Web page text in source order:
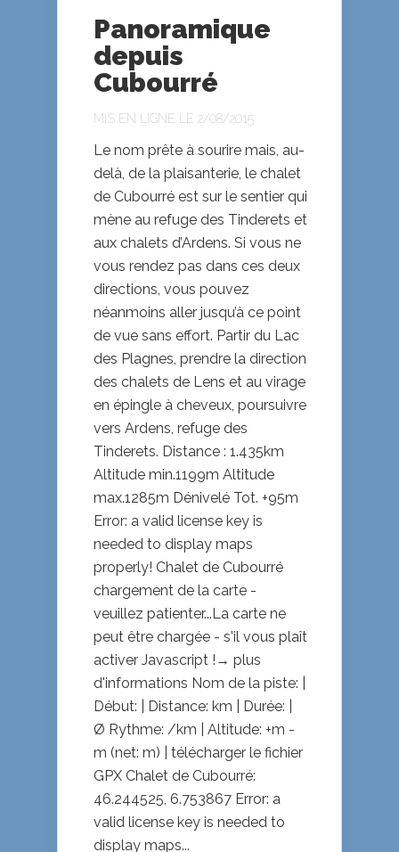
Panoramique
depuis
Cubourré
MIS EN LIGNE LE 2/08/2015
Le nom prête à sourire mais, au-
delà, de la plaisanterie, le chalet
de Cubourré est sur le sentier qui
mène au refuge des Tinderets et
aux chalets d’Ardens. Si vous ne
vous rendez pas dans ces deux
directions, vous pouvez
néanmoins aller jusqu’à ce point
de vue sans effort. Partir du Lac
des Plagnes, prendre la direction
des chalets de Lens et au virage
en épingle à cheveux, poursuivre
vers Ardens, refuge des
Tinderets. Distance : 1.435km
Altitude min.1199m Altitude
max.1285m Dénivelé Tot. +95m
Error: a valid license key is
needed to display maps
properly! Chalet de Cubourré
chargement de la carte -
veuillez patienter...La carte ne
peut être chargée - s'il vous plaît
activer Javascript !→ plus
d'informations Nom de la piste: |
Début: | Distance: km | Durée: |
Ø Rythme: /km | Altitude: +m -
m (net: m) | télécharger le fichier
GPX Chalet de Cubourré:
46.244525, 6.753867 Error: a
valid license key is needed to
display maps...